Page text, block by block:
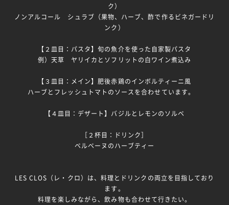
ク）
ノンアルコール シュラブ（果物、ハーブ、酢で作るビネガードリ
ンク）
【２皿目：パスタ】旬の魚介を使った自家製パスタ
例）天草 ヤリイカとソフリットの白ワイン煮込み
【３皿目：メイン】肥後赤鶏のインボルティーニ風
ハーブとフレッシュトマトのソースを合わせています。
【４皿目：デザート】バジルとレモンのソルベ
［２杯目：ドリンク］
ベルベーヌのハーブティー
LES CLOS（レ・クロ）は、料理とドリンクの両立を目指しており
ます。
料理を楽しみながら、飲み物も合わせて行きたい。